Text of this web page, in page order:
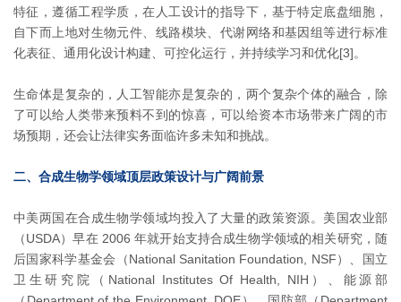
特征，遵循工程学质，在人工设计的指导下，基于特定底盘细胞，
自下而上地对生物元件、线路模块、代谢网络和基因组等进行标准
化表征、通用化设计构建、可控化运行，并持续学习和优化[3]。
生命体是复杂的，人工智能亦是复杂的，两个复杂个体的融合，除
了可以给人类带来预料不到的惊喜，可以给资本市场带来广阔的市
场预期，还会让法律实务面临许多未知和挑战。
二、合成生物学领域顶层政策设计与广阔前景
中美两国在合成生物学领域均投入了大量的政策资源。美国农业部
（USDA）早在 2006 年就开始支持合成生物学领域的相关研究，随
后国家科学基金会（National Sanitation Foundation, NSF）、国立
卫生研究院（National Institutes Of Health, NIH）、能源部